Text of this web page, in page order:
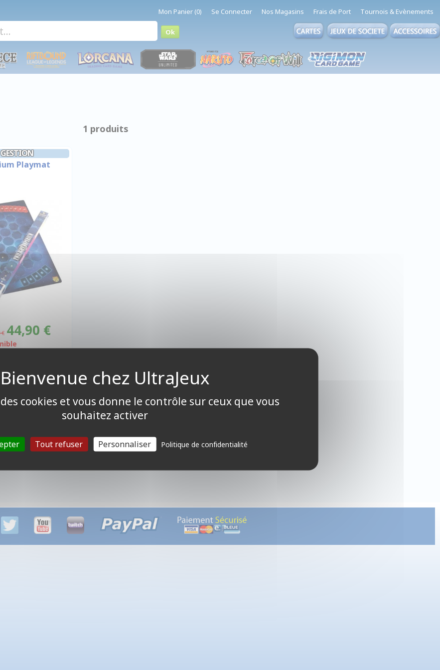
Mon Panier (0) Se Connecter Nos Magasins Frais de Port Tournois & Evènements
1 produits
GESTION
Playmat
€ 44,90 €
cookies et vous donne le contrôle sur ceux que vous
souhaitez activer
Tout refuser Personnaliser Politique de confidentialité